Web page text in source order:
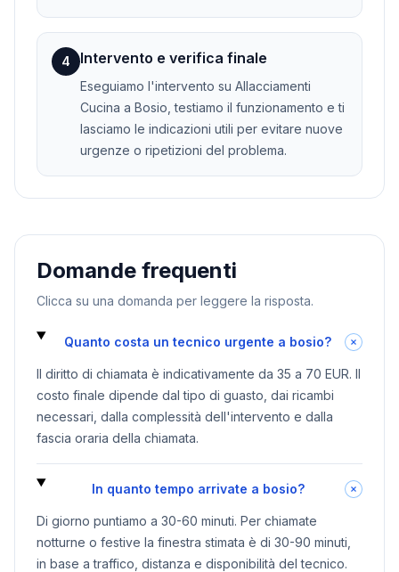
4 Intervento e verifica finale
Eseguiamo l'intervento su Allacciamenti
Cucina a Bosio, testiamo il funzionamento e ti
lasciamo le indicazioni utili per evitare nuove
urgenze o ripetizioni del problema.
Domande frequenti
Clicca su una domanda per leggere la risposta.
Quanto costa un tecnico urgente a bosio?
Il diritto di chiamata è indicativamente da 35 a 70 EUR. Il
costo finale dipende dal tipo di guasto, dai ricambi
necessari, dalla complessità dell'intervento e dalla
fascia oraria della chiamata.
In quanto tempo arrivate a bosio?
Di giorno puntiamo a 30-60 minuti. Per chiamate
notturne o festive la finestra stimata è di 30-90 minuti,
in base a traffico, distanza e disponibilità del tecnico.